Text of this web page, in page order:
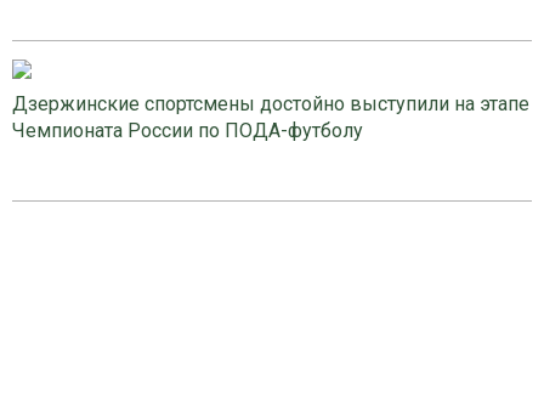
Дзержинские спортсмены достойно выступили на этапе
Чемпионата России по ПОДА-футболу